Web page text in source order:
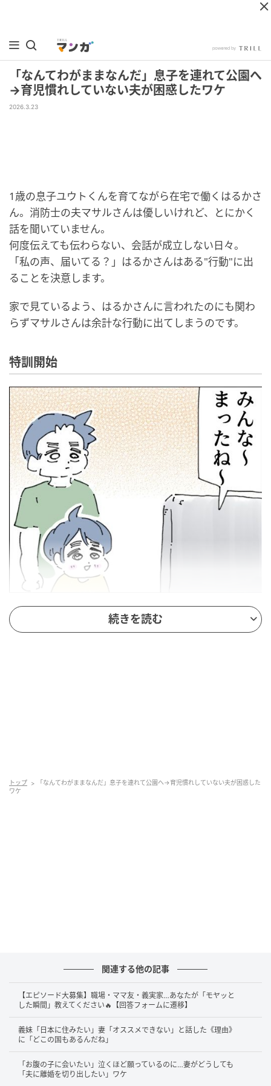
「なんてわがままなんだ」息子を連れて公園へ
→育児慣れしていない夫が困惑したワケ
2026.3.23
1歳の息子ユウトくんを育てながら在宅で働くはるかさ
ん。消防士の夫マサルさんは優しいけれど、とにかく
話を聞いていません。
何度伝えても伝わらない、会話が成立しない日々。
「私の声、届いてる？」はるかさんはある"行動"に出
ることを決意します。
家で見ているよう、はるかさんに言われたのにも関わ
らずマサルさんは余計な行動に出てしまうのです。
特訓開始
続きを読む
トップ
「なんてわがままなんだ」息子を連れて公園へ→育児慣れしていない夫が困惑した
ワケ
関連する他の記事
【エピソード大募集】職場・ママ友・義実家…あなたが「モヤッと
した瞬間」教えてください🔥【回答フォームに遷移】
義妹「日本に住みたい」妻「オススメできない」と話した《理由》
に「どこの国もあるんだね」
「お腹の子に会いたい」泣くほど願っているのに…妻がどうしても
「夫に離婚を切り出したい」ワケ